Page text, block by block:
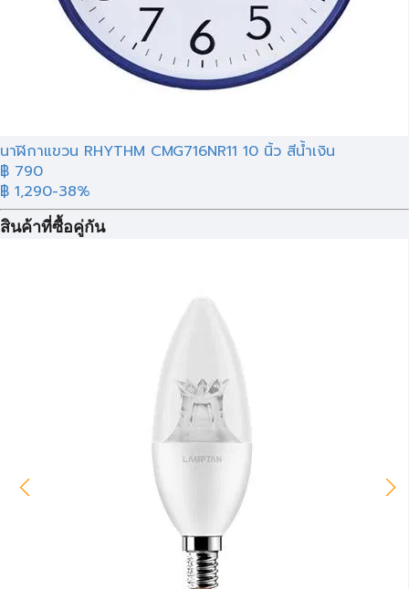
นาฬิกาแขวน RHYTHM CMG716NR11 10 นิ้ว สีน้ำเงิน
฿ 790
฿ 1,290-38%
สินค้าที่ซื้อคู่กัน